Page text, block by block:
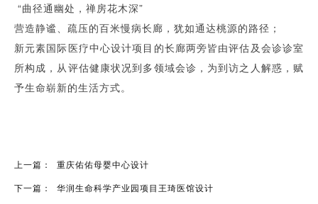
“曲径通幽处，禅房花木深”
营造静谧、疏压的百米慢病长廊，犹如通达桃源的路径；
新元素国际医疗中心设计项目的长廊两旁皆由评估及会诊诊室
所构成，从评估健康状况到多领域会诊，为到访之人解惑，赋
予生命崭新的生活方式。
上一篇：
重庆佑佑母婴中心设计
下一篇：
华润生命科学产业园项目王琦医馆设计